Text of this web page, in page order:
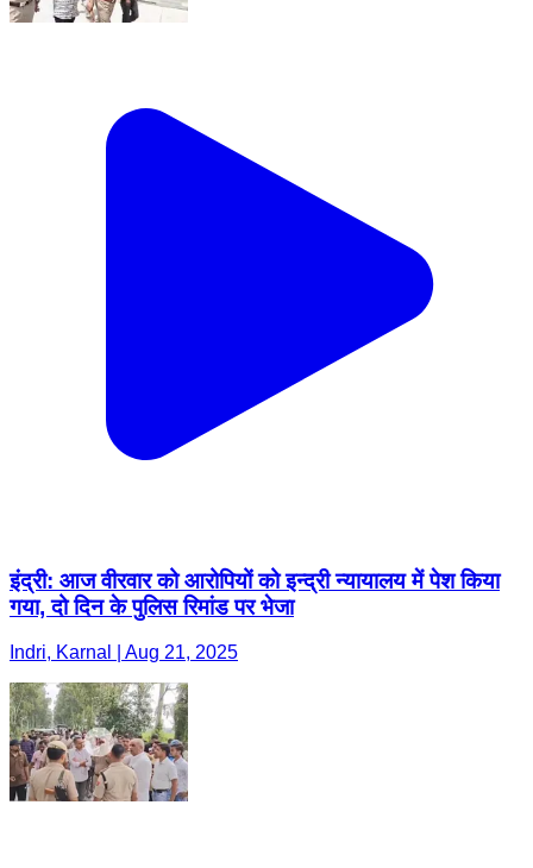
इंद्री: आज वीरवार को आरोपियों को इन्द्री न्यायालय में पेश किया
गया, दो दिन के पुलिस रिमांड पर भेजा
Indri, Karnal | Aug 21, 2025